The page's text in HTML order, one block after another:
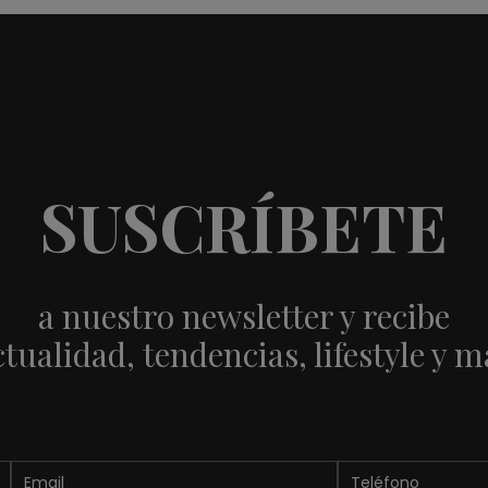
SUSCRÍBETE
a nuestro newsletter y recibe
tendencias, lifestyle y